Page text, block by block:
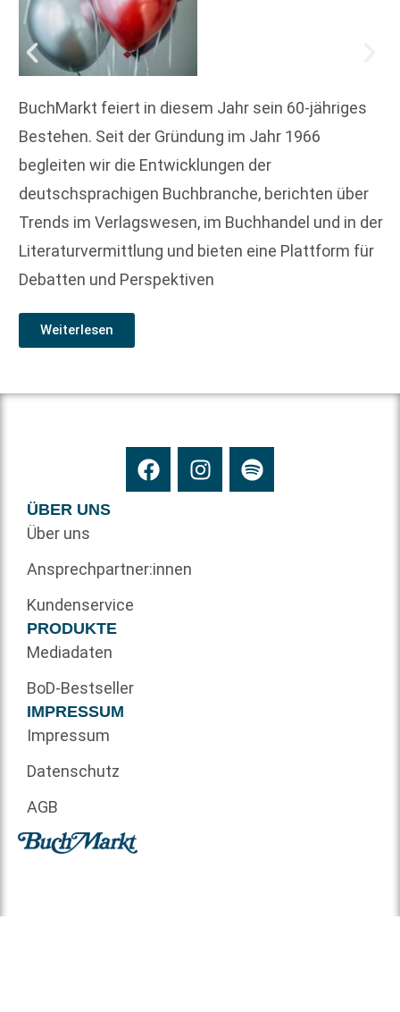
BuchMarkt feiert in diesem Jahr sein 60-jähriges
Bestehen. Seit der Gründung im Jahr 1966
begleiten wir die Entwicklungen der
deutschsprachigen Buchbranche, berichten über
Trends im Verlagswesen, im Buchhandel und in der
Literaturvermittlung und bieten eine Plattform für
Debatten und Perspektiven
Weiterlesen
ÜBER UNS
Über uns
Ansprechpartner:innen
Kundenservice
PRODUKTE
Mediadaten
BoD-Bestseller
IMPRESSUM
Impressum
Datenschutz
AGB